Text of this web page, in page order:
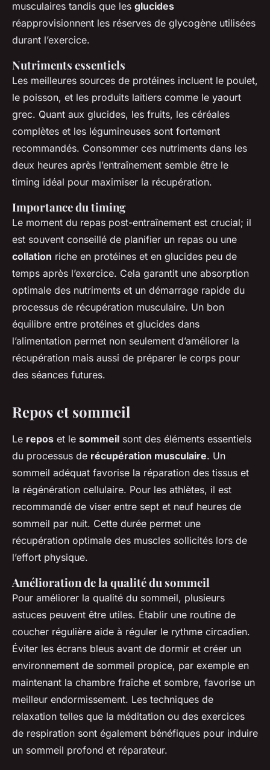
musculaires tandis que les glucides
réapprovisionnent les réserves de glycogène utilisées
durant l’exercice.
Nutriments essentiels
Les meilleures sources de protéines incluent le poulet,
le poisson, et les produits laitiers comme le yaourt
grec. Quant aux glucides, les fruits, les céréales
complètes et les légumineuses sont fortement
recommandés. Consommer ces nutriments dans les
deux heures après l’entraînement semble être le
timing idéal pour maximiser la récupération.
Importance du timing
Le moment du repas post-entraînement est crucial; il
est souvent conseillé de planifier un repas ou une
collation riche en protéines et en glucides peu de
temps après l’exercice. Cela garantit une absorption
optimale des nutriments et un démarrage rapide du
processus de récupération musculaire. Un bon
équilibre entre protéines et glucides dans
l’alimentation permet non seulement d’améliorer la
récupération mais aussi de préparer le corps pour
des séances futures.
Repos et sommeil
Le repos et le sommeil sont des éléments essentiels
du processus de récupération musculaire. Un
sommeil adéquat favorise la réparation des tissus et
la régénération cellulaire. Pour les athlètes, il est
recommandé de viser entre sept et neuf heures de
sommeil par nuit. Cette durée permet une
récupération optimale des muscles sollicités lors de
l’effort physique.
Amélioration de la qualité du sommeil
Pour améliorer la qualité du sommeil, plusieurs
astuces peuvent être utiles. Établir une routine de
coucher régulière aide à réguler le rythme circadien.
Éviter les écrans bleus avant de dormir et créer un
environnement de sommeil propice, par exemple en
maintenant la chambre fraîche et sombre, favorise un
meilleur endormissement. Les techniques de
relaxation telles que la méditation ou des exercices
de respiration sont également bénéfiques pour induire
un sommeil profond et réparateur.